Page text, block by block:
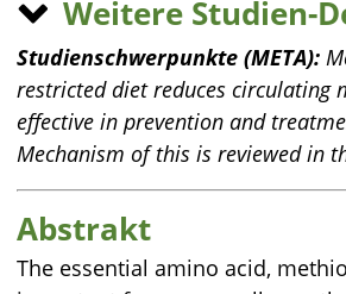
Weitere Studien-
Studienschwerpunkte (META):
restricted diet reduces circulating
effective in prevention and
Mechanism of this is reviewed in
Abstrakt
The essential amino acid,